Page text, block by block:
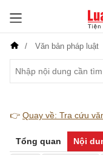
Văn bản pháp luật
👉 Quay về: Tra cứu
Tổng quan Nội